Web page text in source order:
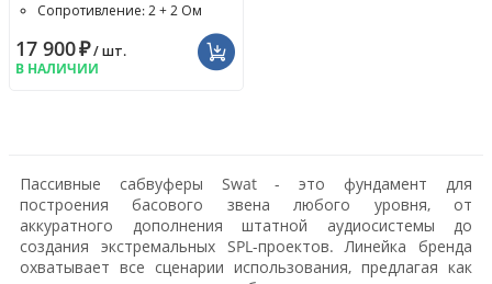
Сопротивление: 2 + 2 Ом
17 900₽/ шт.
В НАЛИЧИИ
Пассивные сабвуферы Swat - это фундамент для
построения басового звена любого уровня, от
аккуратного дополнения штатной аудиосистемы до
создания экстремальных SPL-проектов. Линейка бренда
охватывает все сценарии использования, предлагая как